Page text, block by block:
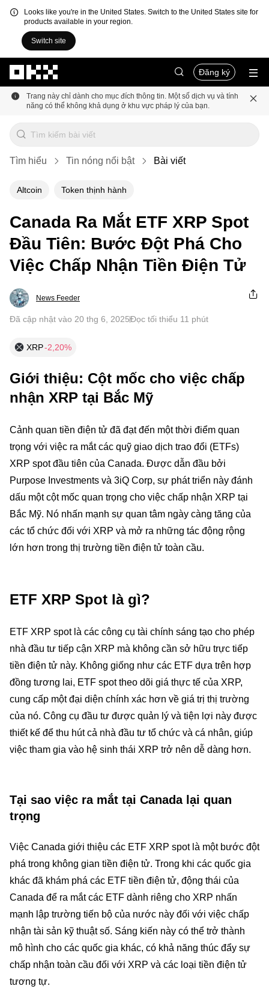
Looks like you're in the United States. Switch to the United States site for
products available in your region.
Switch site
Đăng ký
Trang này chỉ dành cho mục đích thông tin. Một số dịch vụ và tính
năng có thể không khả dụng ở khu vực pháp lý của bạn.
Tìm hiểu Tin nóng nổi bật Bài viết
Altcoin Token thịnh hành
Canada Ra Mắt ETF XRP Spot
Đầu Tiên: Bước Đột Phá Cho
Việc Chấp Nhận Tiền Điện Tử
News Feeder
Đã cập nhật vào 20 thg 6, 2025Đọc tối thiểu 11 phút
XRP-2,20%
Giới thiệu: Cột mốc cho việc chấp
nhận XRP tại Bắc Mỹ
Cảnh quan tiền điện tử đã đạt đến một thời điểm quan
trọng với việc ra mắt các quỹ giao dịch trao đổi (ETFs)
XRP spot đầu tiên của Canada. Được dẫn đầu bởi
Purpose Investments và 3iQ Corp, sự phát triển này đánh
dấu một cột mốc quan trọng cho việc chấp nhận XRP tại
Bắc Mỹ. Nó nhấn mạnh sự quan tâm ngày càng tăng của
các tổ chức đối với XRP và mở ra những tác động rộng
lớn hơn trong thị trường tiền điện tử toàn cầu.
ETF XRP Spot là gì?
ETF XRP spot là các công cụ tài chính sáng tạo cho phép
nhà đầu tư tiếp cận XRP mà không cần sở hữu trực tiếp
tiền điện tử này. Không giống như các ETF dựa trên hợp
đồng tương lai, ETF spot theo dõi giá thực tế của XRP,
cung cấp một đại diện chính xác hơn về giá trị thị trường
của nó. Công cụ đầu tư được quản lý và tiện lợi này được
thiết kế để thu hút cả nhà đầu tư tổ chức và cá nhân, giúp
việc tham gia vào hệ sinh thái XRP trở nên dễ dàng hơn.
Tại sao việc ra mắt tại Canada lại quan
trọng
Việc Canada giới thiệu các ETF XRP spot là một bước đột
phá trong không gian tiền điện tử. Trong khi các quốc gia
khác đã khám phá các ETF tiền điện tử, động thái của
Canada để ra mắt các ETF dành riêng cho XRP nhấn
mạnh lập trường tiến bộ của nước này đối với việc chấp
nhận tài sản kỹ thuật số. Sáng kiến này có thể trở thành
mô hình cho các quốc gia khác, có khả năng thúc đẩy sự
chấp nhận toàn cầu đối với XRP và các loại tiền điện tử
tương tự.